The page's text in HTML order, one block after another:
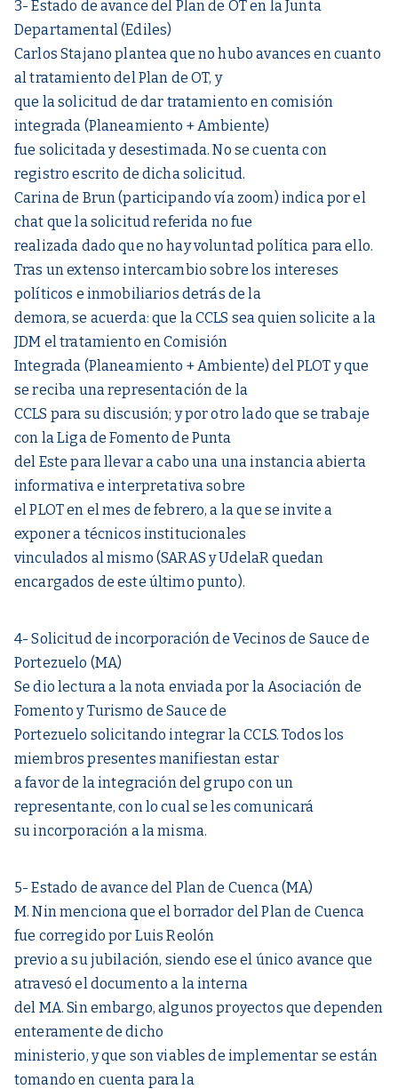
3- Estado de avance del Plan de OT en la Junta
Departamental (Ediles)
Carlos Stajano plantea que no hubo avances en cuanto
al tratamiento del Plan de OT, y
que la solicitud de dar tratamiento en comisión
integrada (Planeamiento + Ambiente)
fue solicitada y desestimada. No se cuenta con
registro escrito de dicha solicitud.
Carina de Brun (participando vía zoom) indica por el
chat que la solicitud referida no fue
realizada dado que no hay voluntad política para ello.
Tras un extenso intercambio sobre los intereses
políticos e inmobiliarios detrás de la
demora, se acuerda: que la CCLS sea quien solicite a la
JDM el tratamiento en Comisión
Integrada (Planeamiento + Ambiente) del PLOT y que
se reciba una representación de la
CCLS para su discusión; y por otro lado que se trabaje
con la Liga de Fomento de Punta
del Este para llevar a cabo una una instancia abierta
informativa e interpretativa sobre
el PLOT en el mes de febrero, a la que se invite a
exponer a técnicos institucionales
vinculados al mismo (SARAS y UdelaR quedan
encargados de este último punto).
4- Solicitud de incorporación de Vecinos de Sauce de
Portezuelo (MA)
Se dio lectura a la nota enviada por la Asociación de
Fomento y Turismo de Sauce de
Portezuelo solicitando integrar la CCLS. Todos los
miembros presentes manifiestan estar
a favor de la integración del grupo con un
representante, con lo cual se les comunicará
su incorporación a la misma.
5- Estado de avance del Plan de Cuenca (MA)
M. Nin menciona que el borrador del Plan de Cuenca
fue corregido por Luis Reolón
previo a su jubilación, siendo ese el único avance que
atravesó el documento a la interna
del MA. Sin embargo, algunos proyectos que dependen
enteramente de dicho
ministerio, y que son viables de implementar se están
tomando en cuenta para la